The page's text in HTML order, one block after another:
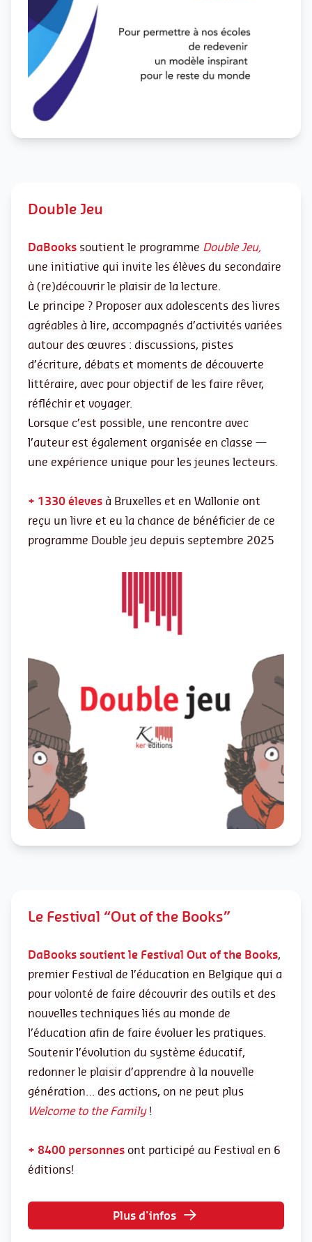
Double Jeu
DaBooks soutient le programme Double Jeu,
une initiative qui invite les élèves du secondaire
à (re)découvrir le plaisir de la lecture.
Le principe ? Proposer aux adolescents des livres
agréables à lire, accompagnés d’activités variées
autour des œuvres : discussions, pistes
d’écriture, débats et moments de découverte
littéraire, avec pour objectif de les faire rêver,
réfléchir et voyager.
Lorsque c’est possible, une rencontre avec
l’auteur est également organisée en classe —
une expérience unique pour les jeunes lecteurs.
+ 1330 éleves à Bruxelles et en Wallonie ont
reçu un livre et eu la chance de bénéficier de ce
programme Double jeu depuis septembre 2025
Le Festival “Out of the Books”
DaBooks soutient le Festival Out of the Books,
premier Festival de l’éducation en Belgique qui a
pour volonté de faire découvrir des outils et des
nouvelles techniques liés au monde de
l’éducation afin de faire évoluer les pratiques.
Soutenir l’évolution du système éducatif,
redonner le plaisir d’apprendre à la nouvelle
génération… des actions, on ne peut plus
Welcome to the Family!
+ 8400 personnes ont participé au Festival en 6
éditions!
Plus d'infos